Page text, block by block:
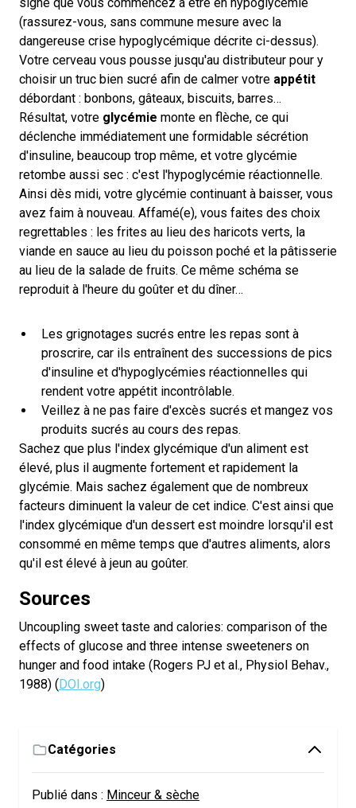
(rassurez-vous, sans commune mesure avec la
dangereuse crise hypoglycémique décrite ci-dessus).
Votre cerveau vous pousse jusqu'au distributeur pour y
choisir un truc bien sucré afin de calmer votre appétit
débordant : bonbons, gâteaux, biscuits, barres…
Résultat, votre glycémie monte en flèche, ce qui
déclenche immédiatement une formidable sécrétion
d'insuline, beaucoup trop même, et votre glycémie
retombe aussi sec : c'est l'hypoglycémie réactionnelle.
Ainsi dès midi, votre glycémie continuant à baisser, vous
avez faim à nouveau. Affamé(e), vous faites des choix
regrettables : les frites au lieu des haricots verts, la
viande en sauce au lieu du poisson poché et la pâtisserie
au lieu de la salade de fruits. Ce même schéma se
reproduit à l'heure du goûter et du dîner…
Les grignotages sucrés entre les repas sont à
proscrire, car ils entraînent des successions de pics
d'insuline et d'hypoglycémies réactionnelles qui
rendent votre appétit incontrôlable.
Veillez à ne pas faire d'excès sucrés et mangez vos
produits sucrés au cours des repas.
Sachez que plus l'index glycémique d'un aliment est
élevé, plus il augmente fortement et rapidement la
glycémie. Mais sachez également que de nombreux
facteurs diminuent la valeur de cet indice. C'est ainsi que
l'index glycémique d'un dessert est moindre lorsqu'il est
consommé en même temps que d'autres aliments, alors
qu'il est élevé à jeun au goûter.
Sources
Uncoupling sweet taste and calories: comparison of the
effects of glucose and three intense sweeteners on
hunger and food intake (Rogers PJ et al., Physiol Behav.,
1988) (DOI.org)
Catégories
Publié dans : Minceur & sèche